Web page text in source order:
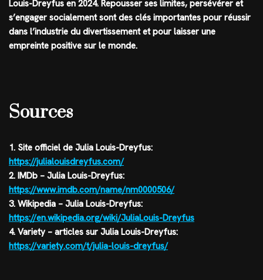
Louis-Dreyfus en 2024. Repousser ses limites, persévérer et
s’engager socialement sont des clés importantes pour réussir
dans l’industrie du divertissement et pour laisser une
empreinte positive sur le monde.
Sources
1. Site officiel de Julia Louis-Dreyfus:
https://julialouisdreyfus.com/
2. IMDb – Julia Louis-Dreyfus:
https://www.imdb.com/name/nm0000506/
3. Wikipedia – Julia Louis-Dreyfus:
https://en.wikipedia.org/wiki/JuliaLouis-Dreyfus
4. Variety – articles sur Julia Louis-Dreyfus:
https://variety.com/t/julia-louis-dreyfus/